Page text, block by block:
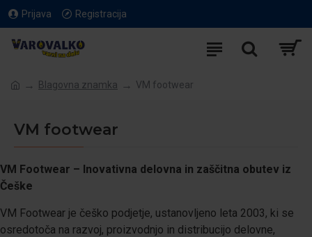
Prijava Registracija
Blagovna znamka VM footwear
VM footwear
VM Footwear – Inovativna delovna in zaščitna obutev iz
Češke
VM Footwear je češko podjetje, ustanovljeno leta 2003, ki se
osredotoča na razvoj, proizvodnjo in distribucijo delovne,